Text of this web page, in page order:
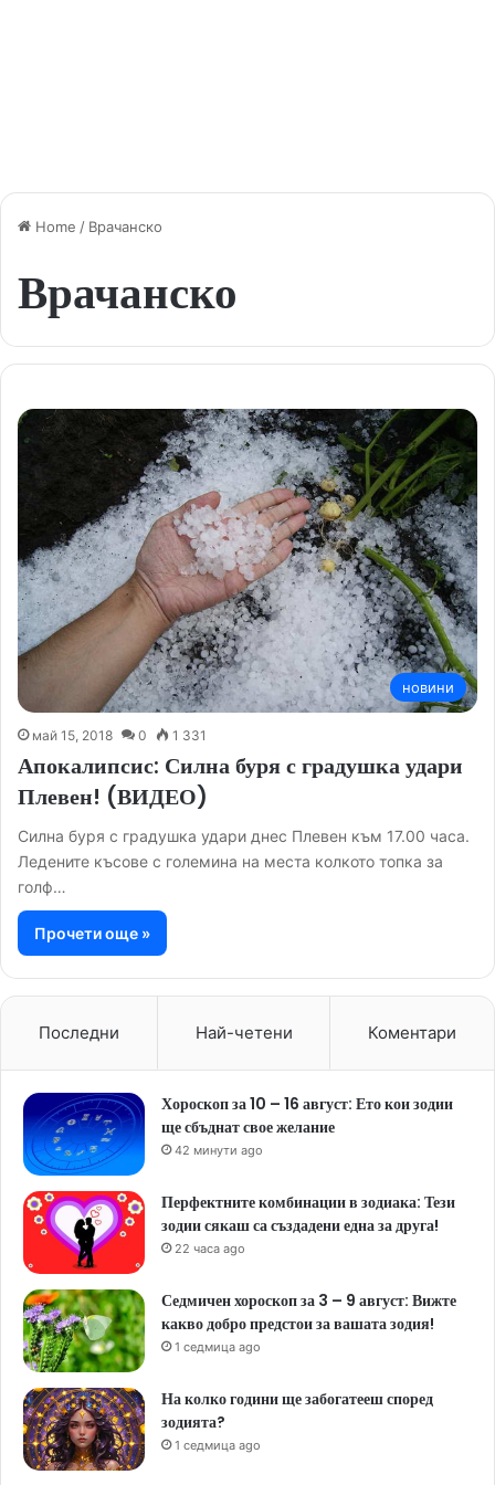
Home / Врачанско
Врачанско
новини
май 15, 2018 0 1 331
Апокалипсис: Силна буря с градушка удари
Плевен! (ВИДЕО)
Силна буря с градушка удари днес Плевен към 17.00 часа.
Ледените късове с големина на места колкото топка за
голф…
Прочети още »
Последни Най-четени Коментари
Хороскоп за 10 – 16 август: Ето кои зодии
ще сбъднат свое желание
42 минути ago
Перфектните комбинации в зодиака: Тези
зодии сякаш са създадени една за друга!
22 часа ago
Седмичен хороскоп за 3 – 9 август: Вижте
какво добро предстои за вашата зодия!
1 седмица ago
На колко години ще забогатееш според
зодията?
1 седмица ago